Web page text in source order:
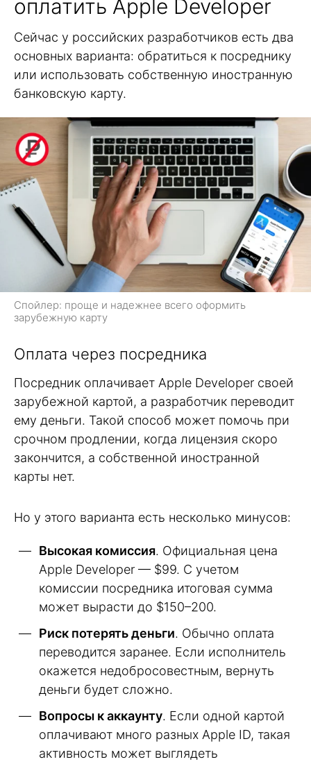
оплатить Apple Developer
Сейчас у российских разработчиков есть два
основных варианта: обратиться к посреднику
или использовать собственную иностранную
банковскую карту.
Спойлер: проще и надежнее всего оформить
зарубежную карту
Оплата через посредника
Посредник оплачивает Apple Developer своей
зарубежной картой, а разработчик переводит
ему деньги. Такой способ может помочь при
срочном продлении, когда лицензия скоро
закончится, а собственной иностранной
карты нет.
Но у этого варианта есть несколько минусов:
Высокая комиссия. Официальная цена
Apple Developer — $99. С учетом
комиссии посредника итоговая сумма
может вырасти до $150–200.
Риск потерять деньги. Обычно оплата
переводится заранее. Если исполнитель
окажется недобросовестным, вернуть
деньги будет сложно.
Вопросы к аккаунту. Если одной картой
оплачивают много разных Apple ID, такая
активность может выглядеть